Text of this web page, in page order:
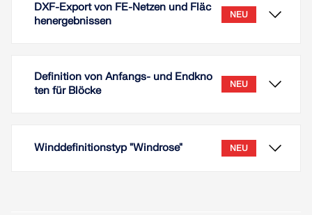
DXF-Export von FE-Netzen und Fläc
henergebnissen
NEU
Definition von Anfangs- und Endkno
ten für Blöcke
NEU
Winddefinitionstyp "Windrose" NEU